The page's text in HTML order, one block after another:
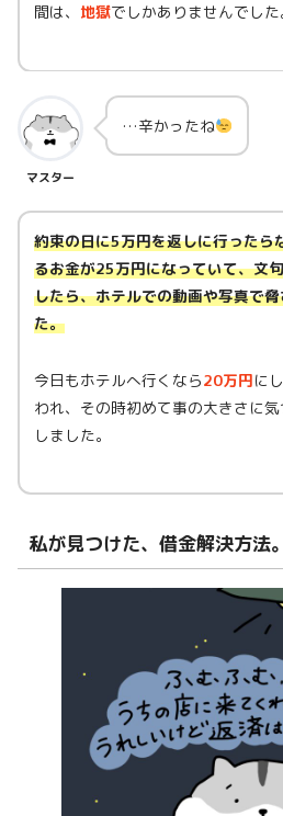
間は、 地獄でしかありませんでした
マスター
…辛かったね
約束の日に5万円を返しに行ったら
るお金が25万円になっていて、文
したら、ホテルでの動画や写真で
た。
今日もホテルへ行くなら20万円に
われ、その時初めて事の大きさに気
しました。
私が見つけた、借金解決方法。